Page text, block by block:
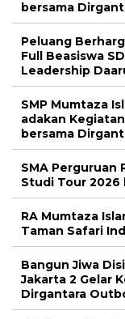
bersama
Peluang
Full Beasiswa
Leadership
SMP Mumtaza
adakan
bersama
SMA Perguruan
Studi Tour 2026
RA Mumtaza
Taman Safari
Bangun Jiwa
Jakarta 2 Gelar
Dirgantara